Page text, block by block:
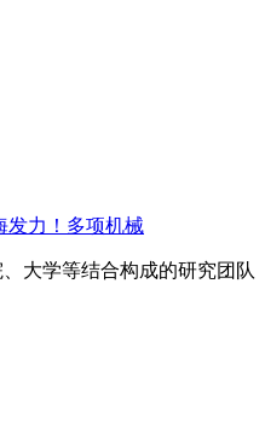
发力！多项机械
大学等结合构成的研究团队